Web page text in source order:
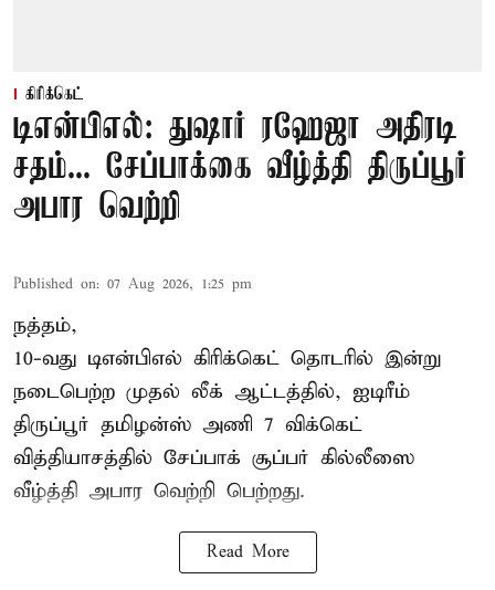
கிரிக்கெட்
டிஎன்பிஎல்: துஷார் ரஹேஜா அதிரடி
சதம்... சேப்பாக்கை வீழ்த்தி திருப்பூர்
அபார வெற்றி
Published on: 07 Aug 2026, 1:25 pm
நத்தம்,
10-வது டிஎன்பிஎல் கிரிக்கெட் தொடரில் இன்று
நடைபெற்ற முதல் லீக் ஆட்டத்தில், ஐடிரீம்
திருப்பூர் தமிழன்ஸ் அணி 7 விக்கெட்
வித்தியாசத்தில் சேப்பாக் சூப்பர் கில்லீஸை
வீழ்த்தி அபார வெற்றி பெற்றது.
Read More